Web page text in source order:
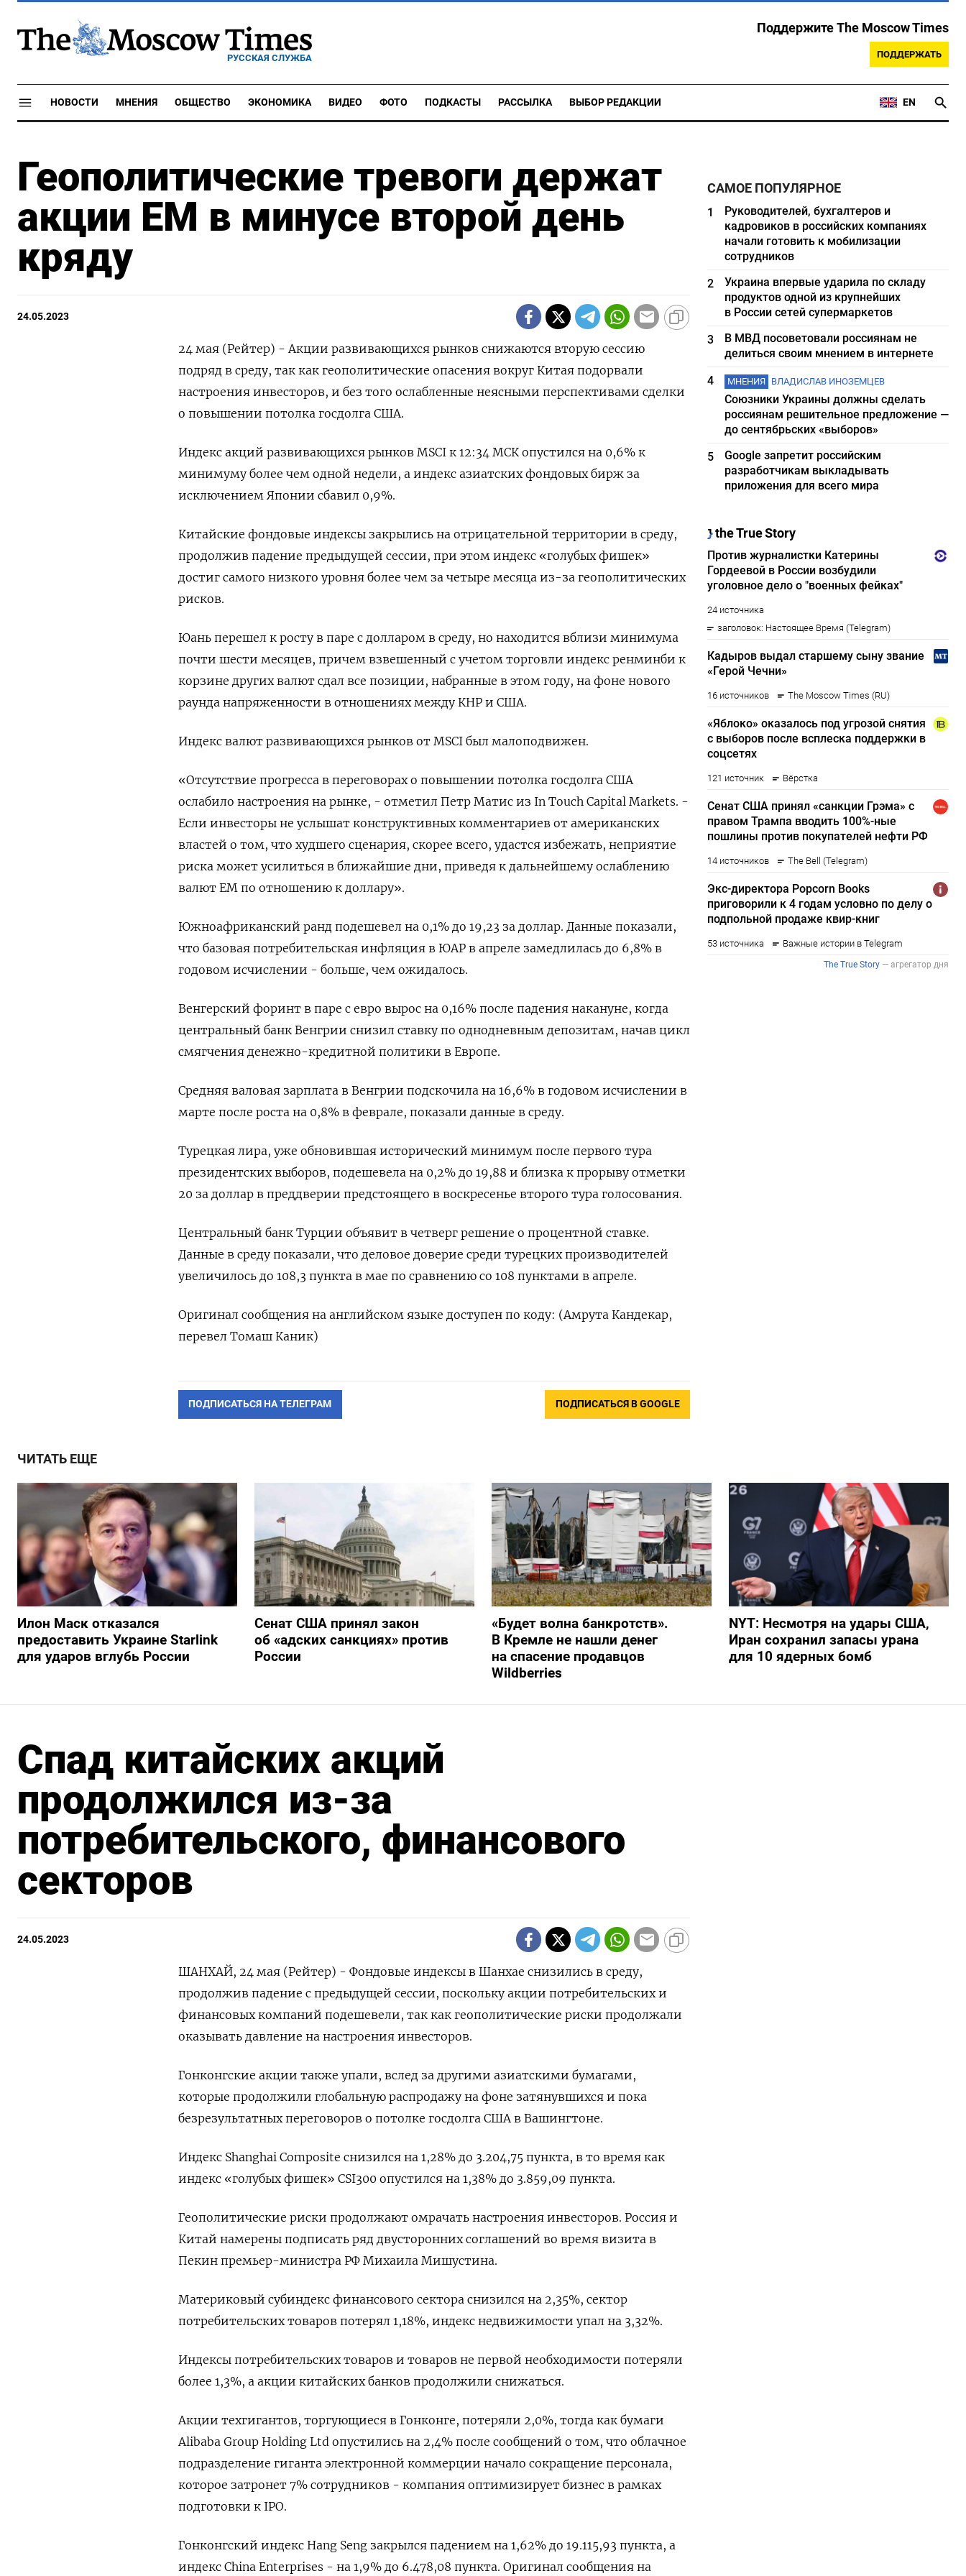
РУССКАЯ СЛУЖБА
Поддержите The Moscow Times
ПОДДЕРЖАТЬ
НОВОСТИ МНЕНИЯ ОБЩЕСТВО ЭКОНОМИКА ВИДЕО ФОТО ПОДКАСТЫ РАССЫЛКА ВЫБОР РЕДАКЦИИ EN
Геополитические тревоги держат
акции ЕМ в минусе второй день
кряду
24.05.2023
24 мая (Рейтер) - Акции развивающихся рынков снижаются вторую сессию
подряд в среду, так как геополитические опасения вокруг Китая подорвали
настроения инвесторов, и без того ослабленные неясными перспективами сделки
о повышении потолка госдолга США.
Индекс акций развивающихся рынков MSCI к 12:34 МСК опустился на 0,6% к
минимуму более чем одной недели, а индекс азиатских фондовых бирж за
исключением Японии сбавил 0,9%.
Китайские фондовые индексы закрылись на отрицательной территории в среду,
продолжив падение предыдущей сессии, при этом индекс «голубых фишек»
достиг самого низкого уровня более чем за четыре месяца из-за геополитических
рисков.
Юань перешел к росту в паре с долларом в среду, но находится вблизи минимума
почти шести месяцев, причем взвешенный с учетом торговли индекс ренминби к
корзине других валют сдал все позиции, набранные в этом году, на фоне нового
раунда напряженности в отношениях между КНР и США.
Индекс валют развивающихся рынков от MSCI был малоподвижен.
«Отсутствие прогресса в переговорах о повышении потолка госдолга США
ослабило настроения на рынке, - отметил Петр Матис из In Touch Capital Markets. -
Если инвесторы не услышат конструктивных комментариев от американских
властей о том, что худшего сценария, скорее всего, удастся избежать, неприятие
риска может усилиться в ближайшие дни, приведя к дальнейшему ослаблению
валют EM по отношению к доллару».
Южноафриканский ранд подешевел на 0,1% до 19,23 за доллар. Данные показали,
что базовая потребительская инфляция в ЮАР в апреле замедлилась до 6,8% в
годовом исчислении - больше, чем ожидалось.
Венгерский форинт в паре с евро вырос на 0,16% после падения накануне, когда
центральный банк Венгрии снизил ставку по однодневным депозитам, начав цикл
смягчения денежно-кредитной политики в Европе.
Средняя валовая зарплата в Венгрии подскочила на 16,6% в годовом исчислении в
марте после роста на 0,8% в феврале, показали данные в среду.
Турецкая лира, уже обновившая исторический минимум после первого тура
президентских выборов, подешевела на 0,2% до 19,88 и близка к прорыву отметки
20 за доллар в преддверии предстоящего в воскресенье второго тура голосования.
Центральный банк Турции объявит в четверг решение о процентной ставке.
Данные в среду показали, что деловое доверие среди турецких производителей
увеличилось до 108,3 пункта в мае по сравнению со 108 пунктами в апреле.
Оригинал сообщения на английском языке доступен по коду: (Амрута Кандекар,
перевел Томаш Каник)
ПОДПИСАТЬСЯ НА ТЕЛЕГРАМ ПОДПИСАТЬСЯ В GOOGLE
САМОЕ ПОПУЛЯРНОЕ
1
Руководителей, бухгалтеров и
кадровиков в российских компаниях
начали готовить к мобилизации
сотрудников
2
Украина впервые ударила по складу
продуктов одной из крупнейших
в России сетей супермаркетов
3
В МВД посоветовали россиянам не
делиться своим мнением в интернете
4
МНЕНИЯ ВЛАДИСЛАВ ИНОЗЕМЦЕВ
Союзники Украины должны сделать
россиянам решительное предложение —
до сентябрьских «выборов»
5
Google запретит российским
разработчикам выкладывать
приложения для всего мира
ЧИТАТЬ ЕЩЕ
Илон Маск отказался
предоставить Украине Starlink
для ударов вглубь России
Сенат США принял закон
об «адских санкциях» против
России
«Будет волна банкротств».
В Кремле не нашли денег
на спасение продавцов
Wildberries
NYT: Несмотря на удары США,
Иран сохранил запасы урана
для 10 ядерных бомб
Спад китайских акций
продолжился из-за
потребительского, финансового
секторов
24.05.2023
ШАНХАЙ, 24 мая (Рейтер) - Фондовые индексы в Шанхае снизились в среду,
продолжив падение с предыдущей сессии, поскольку акции потребительских и
финансовых компаний подешевели, так как геополитические риски продолжали
оказывать давление на настроения инвесторов.
Гонконгские акции также упали, вслед за другими азиатскими бумагами,
которые продолжили глобальную распродажу на фоне затянувшихся и пока
безрезультатных переговоров о потолке госдолга США в Вашингтоне.
Индекс Shanghai Composite снизился на 1,28% до 3.204,75 пункта, в то время как
индекс «голубых фишек» CSI300 опустился на 1,38% до 3.859,09 пункта.
Геополитические риски продолжают омрачать настроения инвесторов. Россия и
Китай намерены подписать ряд двусторонних соглашений во время визита в
Пекин премьер-министра РФ Михаила Мишустина.
Материковый субиндекс финансового сектора снизился на 2,35%, сектор
потребительских товаров потерял 1,18%, индекс недвижимости упал на 3,32%​.
Индексы потребительских товаров и товаров не первой необходимости потеряли
более 1,3%, а акции китайских банков продолжили снижаться.
Акции техгигантов, торгующиеся в Гонконге, потеряли 2,0%, тогда как бумаги
Alibaba Group Holding Ltd опустились на 2,4% после сообщений о том, что облачное
подразделение гиганта электронной коммерции начало сокращение персонала,
которое затронет 7% сотрудников - компания оптимизирует бизнес в рамках
подготовки к IPO.
Гонконгский индекс Hang Seng закрылся падением на 1,62% до 19.115,93​ пункта, а
индекс China Enterprises - на 1,9% до 6.478,08 пункта. Оригинал сообщения на